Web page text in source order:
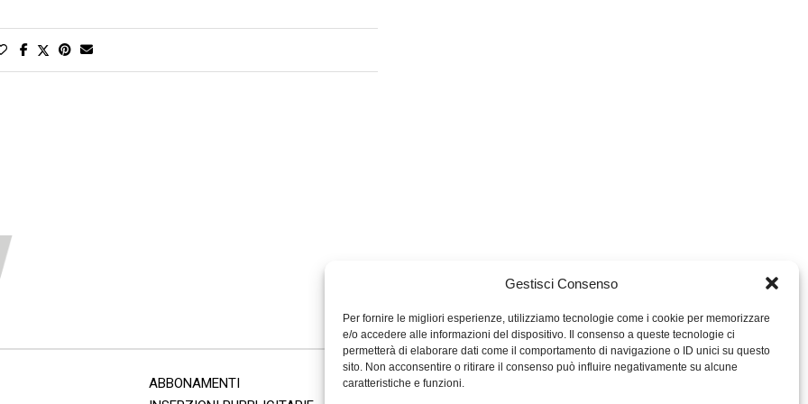
Gestisci Consenso
Per fornire le migliori esperienze, utilizziamo tecnologie come i cookie per memorizzare
e/o accedere alle informazioni del dispositivo. Il consenso a queste tecnologie ci
permetterà di elaborare dati come il comportamento di navigazione o ID unici su questo
sito. Non acconsentire o ritirare il consenso può influire negativamente su alcune
caratteristiche e funzioni.
ABBONAMENTI
MIGROS TICINO